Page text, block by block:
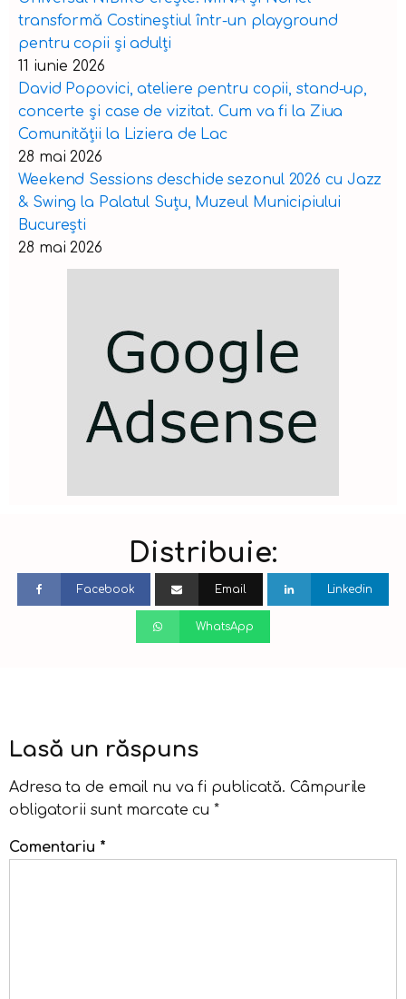
transformă Costineștiul într-un playground
pentru copii și adulți
11 iunie 2026
David Popovici, ateliere pentru copii, stand-up,
concerte și case de vizitat. Cum va fi la Ziua
Comunității la Liziera de Lac
28 mai 2026
Weekend Sessions deschide sezonul 2026 cu Jazz
& Swing la Palatul Suțu, Muzeul Municipiului
București
28 mai 2026
Distribuie:
Facebook Email Linkedin
WhatsApp
Lasă un răspuns
Adresa ta de email nu va fi publicată. Câmpurile
obligatorii sunt marcate cu*
Comentariu *